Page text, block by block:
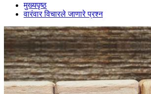
मुख्यपृष्ठ
वारंवार विचारले जाणारे प्रश्न